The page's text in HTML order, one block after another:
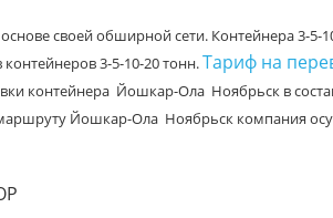
своей обширной сети. Контейнера 3-5-
3-5-10-20 тонн.Тариф на
контейнера Йошкар-Ола Ноябрьск в
Йошкар-Ола Ноябрьск компания